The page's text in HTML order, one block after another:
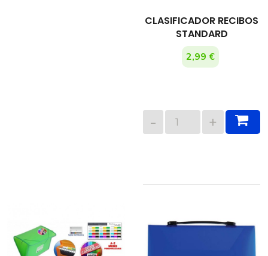
CLASIFICADOR RECIBOS
STANDARD
2,99 €